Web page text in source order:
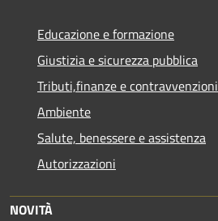
Educazione e formazione
Giustizia e sicurezza pubblica
Tributi,finanze e contravvenzioni
Ambiente
Salute, benessere e assistenza
Autorizzazioni
NOVITÀ